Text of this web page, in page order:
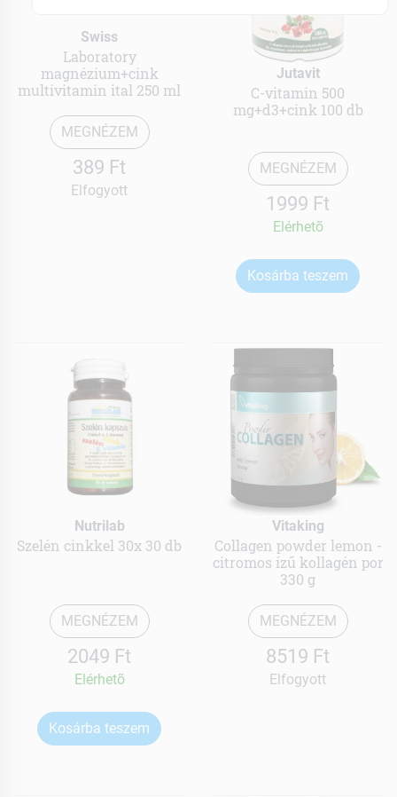
Swiss
Laboratory
magnézium+cink
multivitamin ital 250 ml
MEGNÉZEM
389 Ft
Elfogyott
Jutavit
C-vitamin 500
mg+d3+cink 100 db
MEGNÉZEM
1999 Ft
Elérhetõ
Kosárba teszem
Nutrilab
Szelén cinkkel 30x 30 db
MEGNÉZEM
2049 Ft
Elérhetõ
Kosárba teszem
Vitaking
Collagen powder lemon -
citromos ízű kollagén por
330 g
MEGNÉZEM
8519 Ft
Elfogyott